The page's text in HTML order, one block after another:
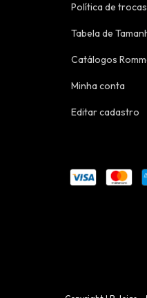
Política de
Tabela de
Catálogos
Minha conta
Editar cadastro